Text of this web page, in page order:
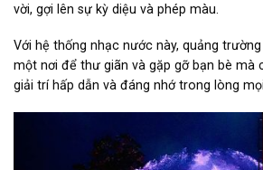
vời, gợi lên sự kỳ diệu và phép màu.
Với hệ thống nhạc nước này, quảng
một nơi để thư giãn và gặp gỡ bạn bè mà
giải trí hấp dẫn và đáng nhớ trong lòng